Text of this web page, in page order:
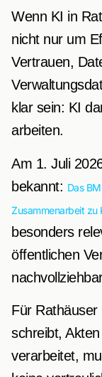
Wenn KI in
nicht nur um
Vertrauen,
klar sein: KI
arbeiten.
Am 1. Juli
bekannt: Das
Zusammenarbeit zu
besonders
öffentlichen
Für
schreibt,
verarbeitet,